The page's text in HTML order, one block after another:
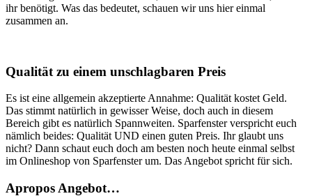
ihr benötigt. Was das bedeutet, schauen wir uns hier einmal
zusammen an.
Qualität zu einem unschlagbaren Preis
Es ist eine allgemein akzeptierte Annahme: Qualität kostet Geld.
Das stimmt natürlich in gewisser Weise, doch auch in diesem
Bereich gibt es natürlich Spannweiten. Sparfenster verspricht euch
nämlich beides: Qualität UND einen guten Preis. Ihr glaubt uns
nicht? Dann schaut euch doch am besten noch heute einmal selbst
im Onlineshop von Sparfenster um. Das Angebot spricht für sich.
Apropos Angebot…